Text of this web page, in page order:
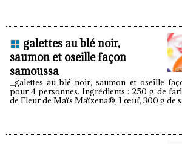
galettes au blé noir,
saumon et oseille façon
samoussa
_galettes au blé noir, saumon et oseille
pour 4 personnes. Ingrédients : 250 g de
de Fleur de Maïs Maïzena®, 1 œuf, 300 g de